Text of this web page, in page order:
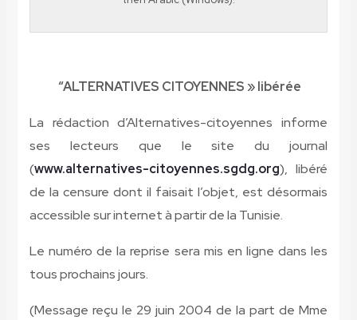
“ALTERNATIVES CITOYENNES »libérée
La rédaction d’Alternatives-citoyennes informe
ses lecteurs que le site du journal
(www.alternatives-citoyennes.sgdg.org), libéré
de la censure dont il faisait l’objet, est désormais
accessible sur internet à partir de la Tunisie.
Le numéro de la reprise sera mis en ligne dans les
tous prochains jours.
(Message reçu le 29 juin 2004 de la part de Mme